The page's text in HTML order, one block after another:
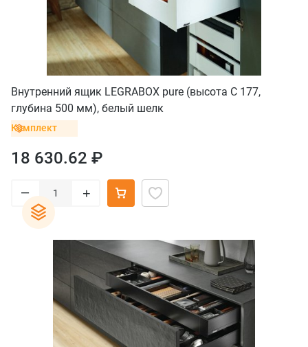
Внутренний ящик LEGRABOX pure (высота C 177,
глубина 500 мм), белый шелк
Комплект
18 630.62 ₽
– +